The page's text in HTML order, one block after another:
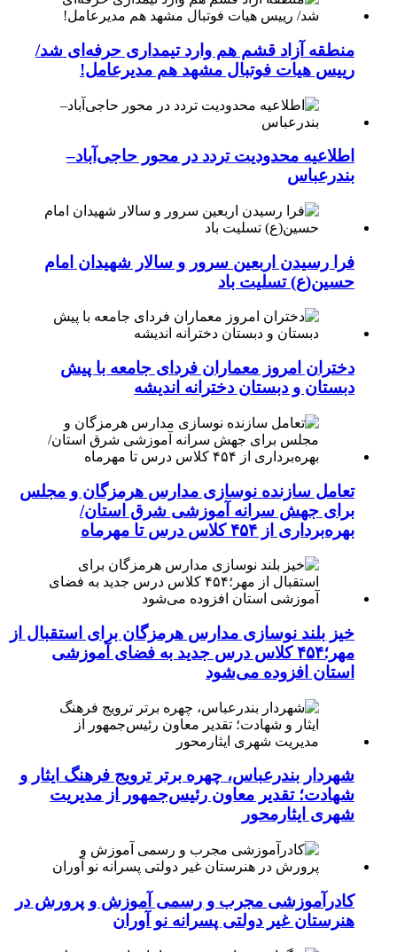
منطقه آزاد قشم هم وارد تیمداری حرفه‌ای شد/
رییس هیات فوتبال مشهد هم مدیرعامل!
اطلاعیه محدودیت تردد در محور حاجی‌آباد–
بندرعباس
فرا رسیدن اربعین سرور و سالار شهیدان امام
حسین(ع) تسلیت باد
دختران امروز معماران فردای جامعه با پیش
دبستان و دبستان دخترانه اندیشه
تعامل سازنده نوسازی مدارس هرمزگان و مجلس
برای جهش سرانه آموزشی شرق استان/
بهره‌برداری از ۴۵۴ کلاس درس تا مهرماه
خیز بلند نوسازی مدارس هرمزگان برای استقبال از
مهر؛۴۵۴ کلاس درس جدید به فضای آموزشی
استان افزوده می‌شود
شهردار بندرعباس، چهره برتر ترویج فرهنگ ایثار و
شهادت؛ تقدیر معاون رئیس‌جمهور از مدیریت
شهری ایثارمحور
کادرآموزشی مجرب و رسمی آموزش و پرورش در
هنرستان غیر دولتی پسرانه نو آوران